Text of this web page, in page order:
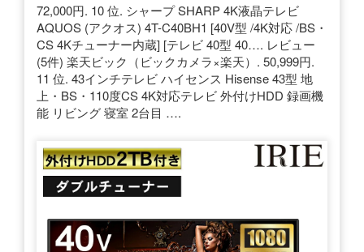
72,000円. 10 位. シャープ SHARP 4K液晶テレビ
AQUOS (アクオス) 4T-C40BH1 [40V型 /4K対応 /BS・
CS 4Kチューナー内蔵] [テレビ 40型 40…. レビュー
(5件) 楽天ビック（ビックカメラ×楽天）. 50,999円.
11 位. 43インチテレビ ハイセンス Hisense 43型 地
上・BS・110度CS 4K対応テレビ 外付けHDD 録画機
能 リビング 寝室 2台目 ….